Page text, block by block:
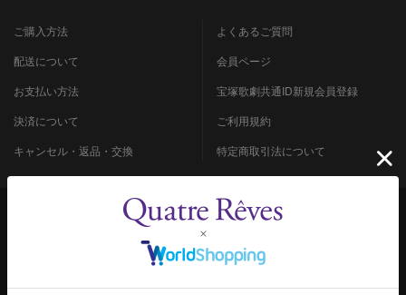
ご購入方法
配送について
お支払い方法
決済について
キャンセル・返品・交換
よくあるご質問
会員ページ
宝塚歌劇共通ID新規会員登録
ご利用規約
特定商取引法について